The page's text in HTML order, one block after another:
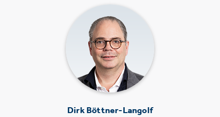
Dirk Böttner-Langolf